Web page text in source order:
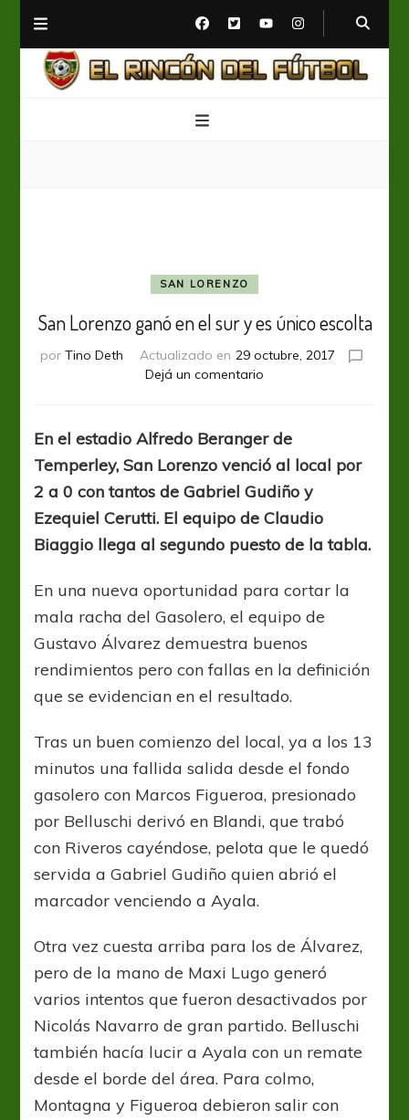
SAN LORENZO
San Lorenzo ganó en el sur y es único escolta
por Tino Deth Actualizado en 29 octubre, 2017
Dejá un comentario
ganó
en
el
sur
es
único
En el estadio Alfredo Beranger de
Temperley, San Lorenzo venció al local por
2 a 0 con tantos de Gabriel Gudiño y
Ezequiel Cerutti. El equipo de Claudio
Biaggio llega al segundo puesto de la tabla.
En una nueva oportunidad para cortar la
mala racha del Gasolero, el equipo de
Gustavo Álvarez demuestra buenos
rendimientos pero con fallas en la definición
que se evidencian en el resultado.
Tras un buen comienzo del local, ya a los 13
minutos una fallida salida desde el fondo
gasolero con Marcos Figueroa, presionado
por Belluschi derivó en Blandi, que trabó
con Riveros cayéndose, pelota que le quedó
servida a Gabriel Gudiño quien abrió el
marcador venciendo a Ayala.
Otra vez cuesta arriba para los de Álvarez,
pero de la mano de Maxi Lugo generó
varios intentos que fueron desactivados por
Nicolás Navarro de gran partido. Belluschi
también hacía lucir a Ayala con un remate
desde el borde del área. Para colmo,
Montagna y Figueroa debieron salir con